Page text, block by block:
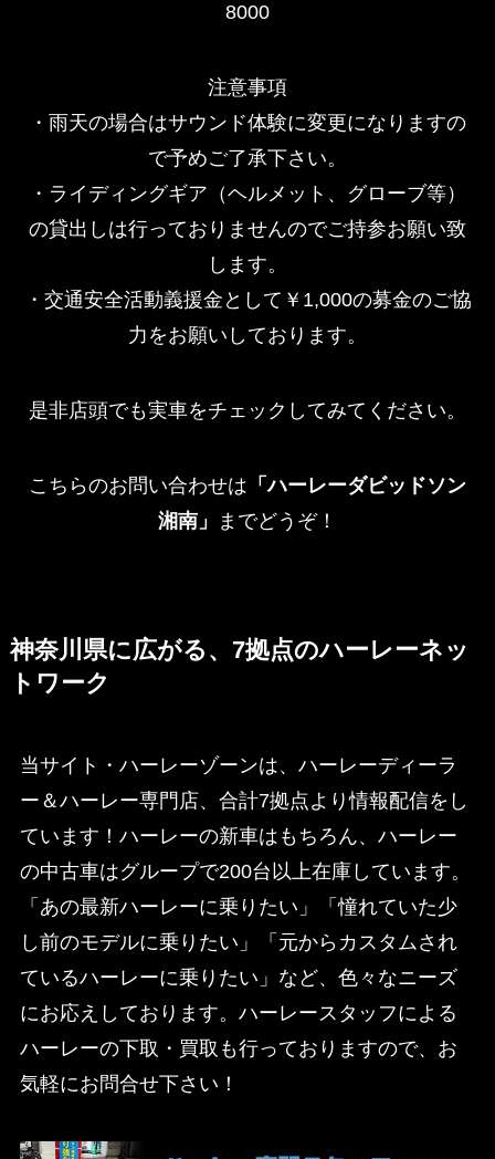
8000
注意事項
・雨天の場合はサウンド体験に変更になりますの
で予めご了承下さい。
・ライディングギア（ヘルメット、グローブ等）
の貸出しは行っておりませんのでご持参お願い致
します。
・交通安全活動義援金として￥1,000の募金のご協
力をお願いしております。
是非店頭でも実車をチェックしてみてください。
こちらのお問い合わせは 「ハーレーダビッドソン
湘南」
までどうぞ！
神奈川県に広がる、7拠点のハーレーネッ
トワーク
当サイト・ハーレーゾーンは、ハーレーディーラ
ー＆ハーレー専門店、合計7拠点より情報配信をし
ています！ハーレーの新車はもちろん、ハーレー
の中古車はグループで200台以上在庫しています。
「あの最新ハーレーに乗りたい」「憧れていた少
し前のモデルに乗りたい」「元からカスタムされ
ているハーレーに乗りたい」など、色々なニーズ
にお応えしております。ハーレースタッフによる
ハーレーの下取・買取も行っておりますので、お
気軽にお問合せ下さい！